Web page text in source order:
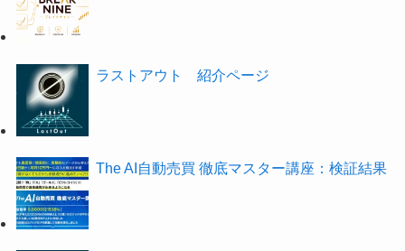
ラストアウト 紹介ページ
The AI自動売買 徹底マスター講座：検証結果